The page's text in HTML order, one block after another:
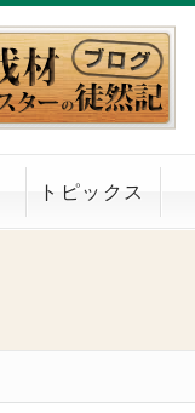
トピックス